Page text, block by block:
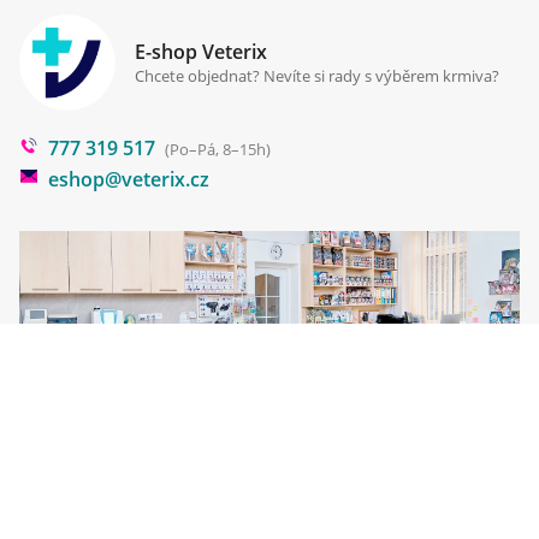
Cookies a podmínky používání
Klinika Prostějov
Poradna
Blog
E-shop Veterix
Chcete objednat? Nevíte si rady s výběrem krmiva?
777 319 517 (Po–Pá, 8–15h)
eshop@veterix.cz